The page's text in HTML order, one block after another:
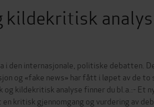
kildekritisk
den internasjonale, politiske debatten.
og «fake news» har fått i løpet av de to
kildekritisk analyse finner du bl.a.:- Et
kritisk gjennomgang og vurdering av